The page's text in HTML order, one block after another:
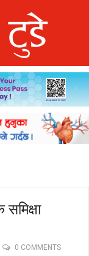
0 COMMENTS